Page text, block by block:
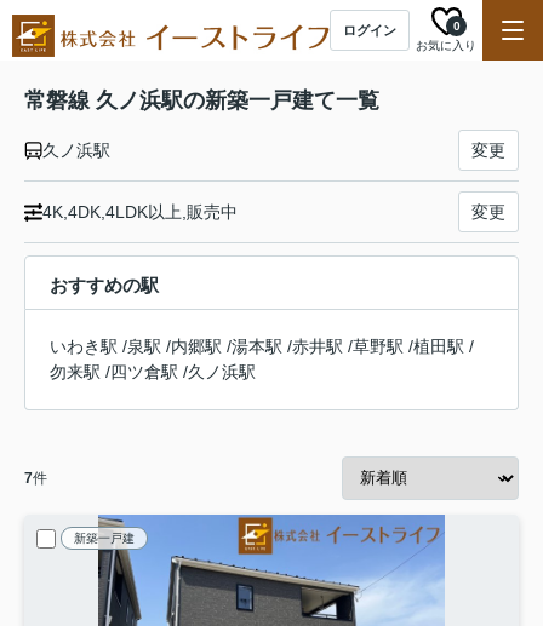
ログイン
お気に入り
0
常磐線 久ノ浜駅の新築一戸建て一覧
久ノ浜駅 変更
4K,4DK,4LDK以上,販売中 変更
おすすめの駅
いわき駅 /泉駅 /内郷駅 /湯本駅 /赤井駅 /草野駅 /植田駅 /
勿来駅 /四ツ倉駅 /久ノ浜駅
7件
新築一戸建